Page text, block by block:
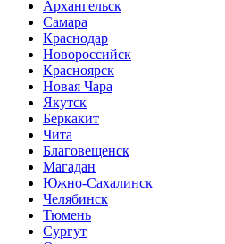
Архангельск
Самара
Краснодар
Новороссийск
Красноярск
Новая Чара
Якутск
Беркакит
Чита
Благовещенск
Магадан
Южно-Сахалинск
Челябинск
Тюмень
Сургут